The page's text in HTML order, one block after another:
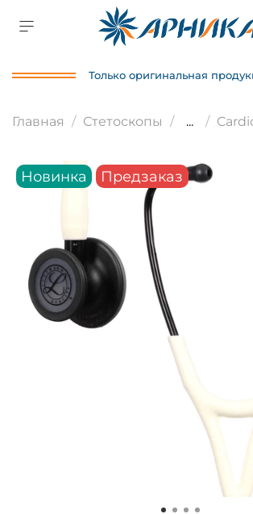
Только оригинальная
Главная Стетоскопы ...
Новинка Предзаказ